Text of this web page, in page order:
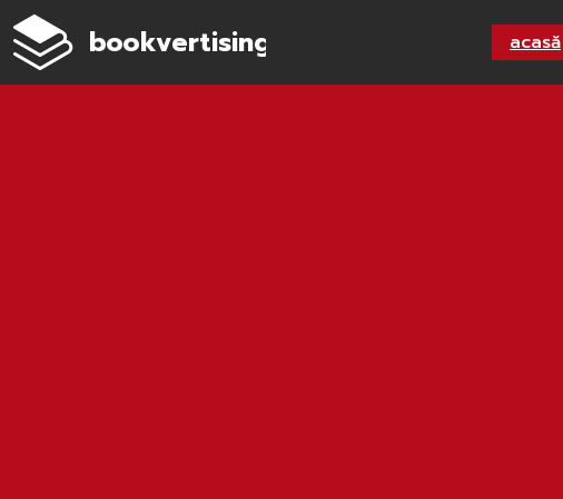
bookvertising acasă